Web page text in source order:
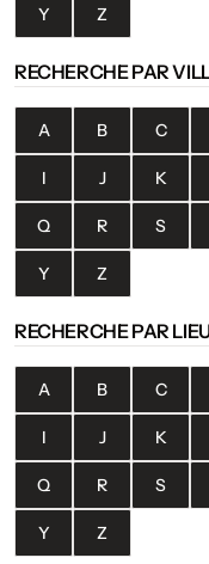
Y Z
RECHERCHE PAR
A B C
I J K
Q R S
Y Z
RECHERCHE PAR
A B C
I J K
Q R S
Y Z